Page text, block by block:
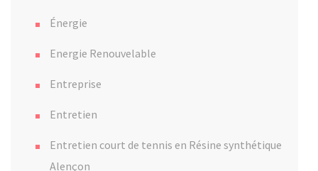
Énergie
Energie Renouvelable
Entreprise
Entretien
Entretien court de tennis en Résine synthétique
Alençon